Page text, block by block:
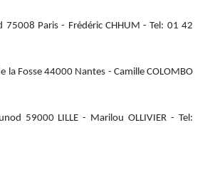
75008 Paris - Frédéric CHHUM - Tel: 01 42
la Fosse 44000 Nantes - Camille COLOMBO
59000 LILLE - Marilou OLLIVIER - Tel: